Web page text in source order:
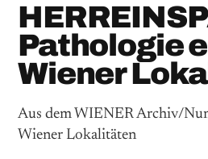
Pathologie
Wiener
Aus dem WIENER Archiv/
Wiener Lokalitäten